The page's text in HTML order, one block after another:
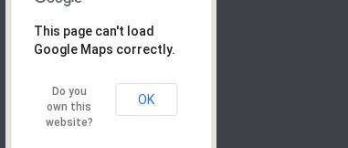
This page can't load
Google Maps correctly.
Do you
own this
website?
OK